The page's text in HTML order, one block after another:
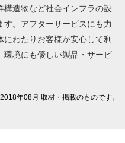
造物など社会インフラの設
。アフターサービスにも力
わたりお客様が安心して利
環境にも優しい製品・サービ
年08月 取材・掲載のものです。